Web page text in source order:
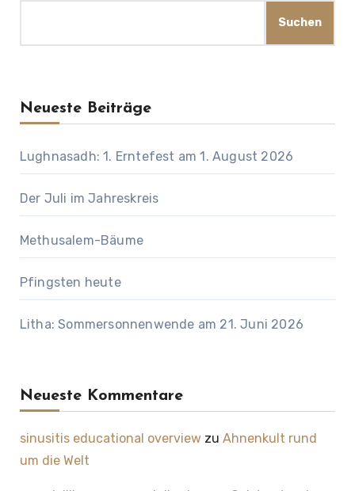
Suchen
Neueste Beiträge
Lughnasadh: 1. Erntefest am 1. August 2026
Der Juli im Jahreskreis
Methusalem-Bäume
Pfingsten heute
Litha: Sommersonnenwende am 21. Juni 2026
Neueste Kommentare
sinusitis educational overviewzu Ahnenkult rund
um die Welt